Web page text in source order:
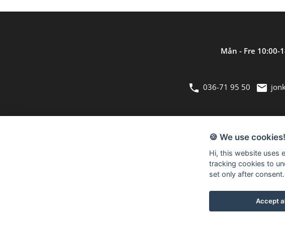
Mån - Fre 10:00-
036-71 95 50
Bergmans Möbler är en fullsortimentsbutik inom möbler och heminredning.
🍪 We use cookies!
Hi, this website uses
tracking cookies to
set only after consent.
Accept